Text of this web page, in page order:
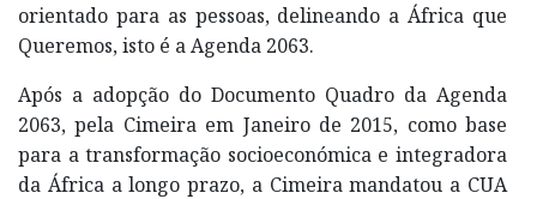
orientado para as pessoas, delineando a África que
Queremos, isto é a Agenda 2063.
Após a adopção do Documento Quadro da Agenda
2063, pela Cimeira em Janeiro de 2015, como base
para a transformação socioeconómica e integradora
da África a longo prazo, a Cimeira mandatou a CUA